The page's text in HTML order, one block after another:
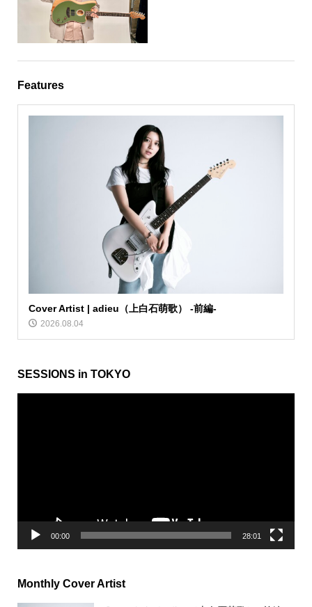
Features
Cover Artist | adieu（上白石萌歌） -前編-
2026.08.04
SESSIONS in TOKYO
00:00 28:01
Monthly Cover Artist